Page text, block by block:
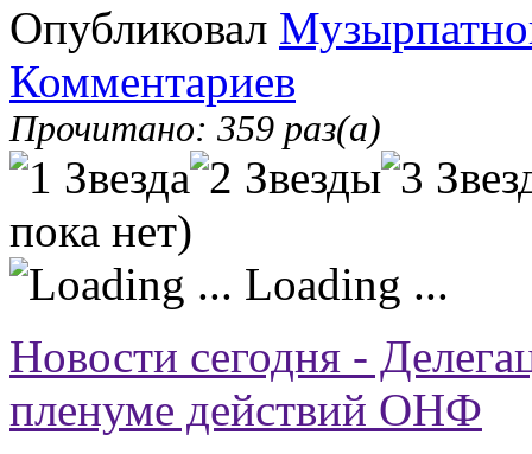
Опубликовал
Комментариев
Прочитано: 359 раз(а)
пока нет)
Loading ...
Новости сегодня -
пленуме действий ОНФ